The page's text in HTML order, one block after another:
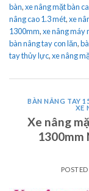
bàn,xe nâng mặt bàn
nâng cao 1.3 mét,xe
1300mm,xe nâng máy
bàn nâng tay con lăn,
tay thủy lực,xe nâng
BÀN NÂNG TAY
XE
Xe nâng
1300mm